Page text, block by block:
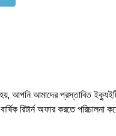
আপনি আমাদের প্রস্তাবিত
রিটার্ন অফার করতে